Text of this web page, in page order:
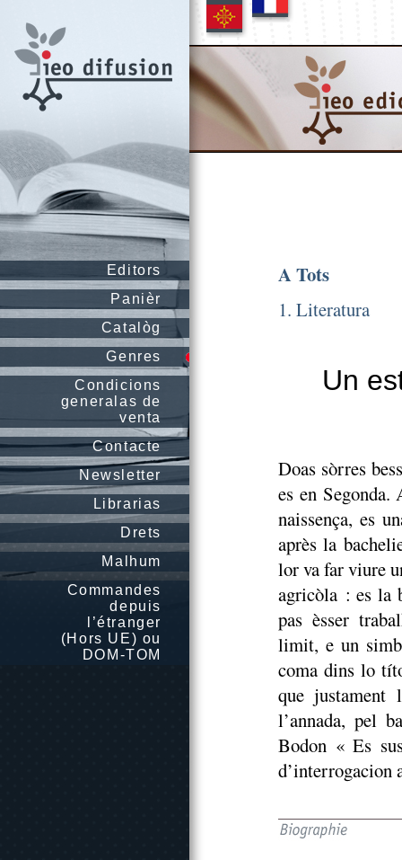
Editors
Panièr
Catalòg
Genres
Condicions
generalas de
venta
Contacte
Newsletter
Librarias
Drets
Malhum
Commandes
depuis
l’étranger
(Hors UE) ou
DOM-TOM
A Tots
1. Literatura
Un
Doas sòrres
es en
naissença, es
après la
lor va far viure
agricòla : es la
pas èsser
limit, e un
coma dins lo
que justament
l’annada, pel
Bodon « Es
d’interrogacion